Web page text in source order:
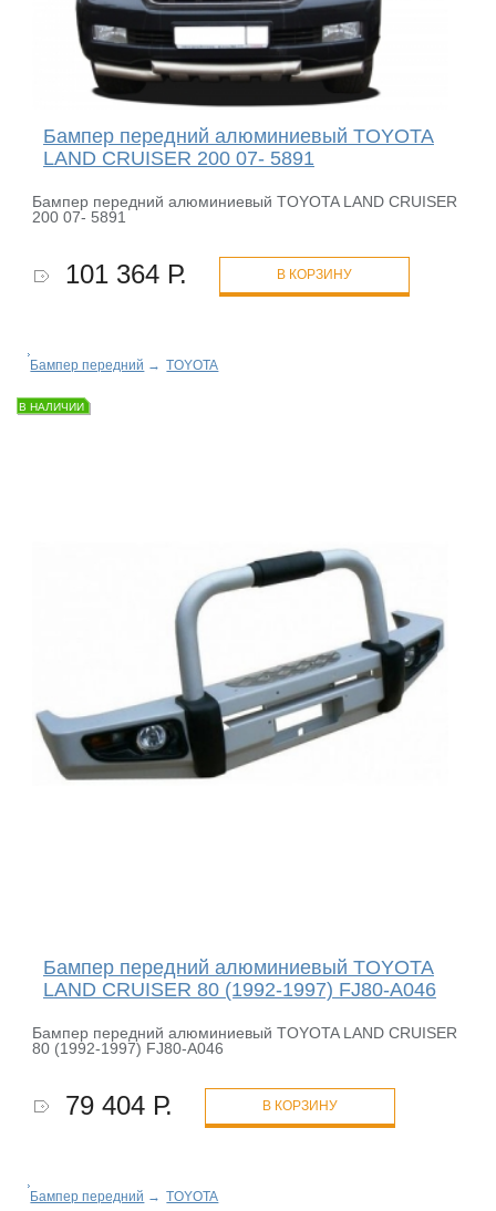
Бампер передний алюминиевый TOYOTA
LAND CRUISER 200 07- 5891
Бампер передний алюминиевый TOYOTA LAND CRUISER
200 07- 5891
101 364 Р. В КОРЗИНУ
Бампер передний → TOYOTA
В НАЛИЧИИ
Бампер передний алюминиевый TOYOTA
LAND CRUISER 80 (1992-1997) FJ80-A046
Бампер передний алюминиевый TOYOTA LAND CRUISER
80 (1992-1997) FJ80-A046
79 404 Р. В КОРЗИНУ
Бампер передний → TOYOTA